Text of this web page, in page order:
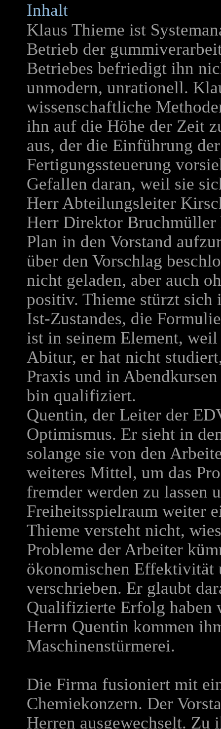
Inhalt
Klaus Thieme ist
Betrieb der
Betriebes befriedigt ihn
unmodern, unrationell.
wissenschaftliche
ihn auf die Höhe der Zeit
aus, der die Einführung
Fertigungssteuerung
Gefallen daran, weil sie
Herr Abteilungsleiter
Herr Direktor Bruchmüller
Plan in den Vorstand
über den Vorschlag
nicht geladen, aber auch
positiv. Thieme stürzt
Ist-Zustandes, die
ist in seinem Element,
Abitur, er hat nicht
Praxis und in
bin qualifiziert.
Quentin, der Leiter der
Optimismus. Er sieht in
solange sie von den
weiteres Mittel, um das
fremder werden zu lassen
Freiheitsspielraum weiter
Thieme versteht nicht,
Probleme der Arbeiter
ökonomischen Effektivität
verschrieben. Er glaubt
Qualifizierte Erfolg haben
Herrn Quentin kommen
Maschinenstürmerei.
Die Firma fusioniert mit
Chemiekonzern. Der
Herren ausgewechselt.